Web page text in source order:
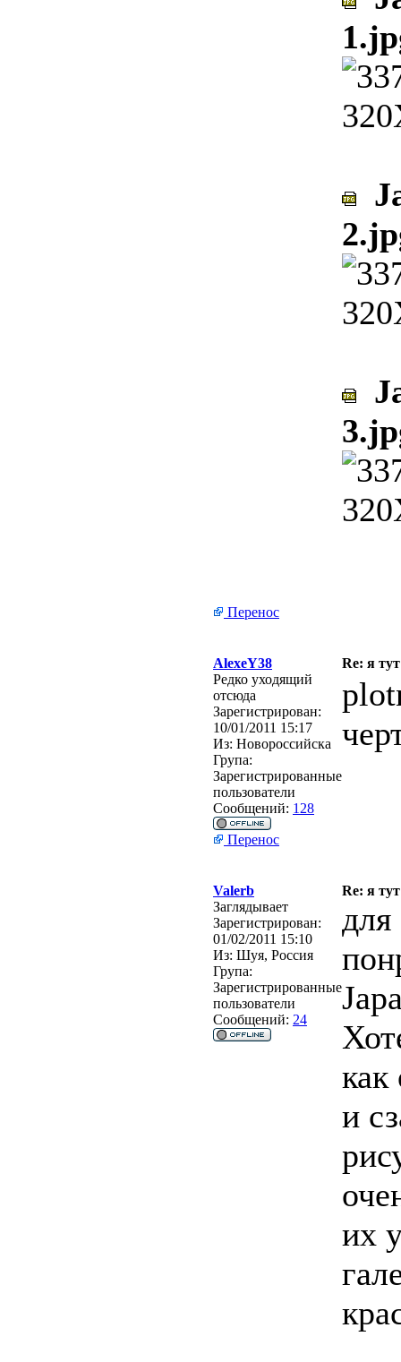
Перенос
AlexeY38
Re: я
Редко уходящий
отсюда
Зарегистрирован:
10/01/2011 15:17
Из: Новороссийска
Група:
Зарегистрированные
пользователи
Сообщений: 128
Перенос
Valerb
Re: я
Заглядывает
Зарегистрирован:
01/02/2011 15:10
Из: Шуя, Россия
Група:
Зарегистрированные
пользователи
Сообщений: 24
как
и
их